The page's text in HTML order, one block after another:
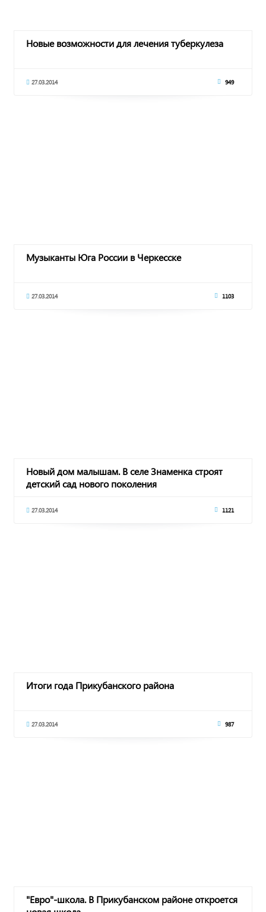
Новые возможности для лечения туберкулеза
27.03.2014 949
Музыканты Юга России в Черкесске
27.03.2014 1103
Новый дом малышам. В селе Знаменка строят
детский сад нового поколения
27.03.2014 1121
Итоги года Прикубанского района
27.03.2014 987
"Евро"-школа. В Прикубанском районе откроется